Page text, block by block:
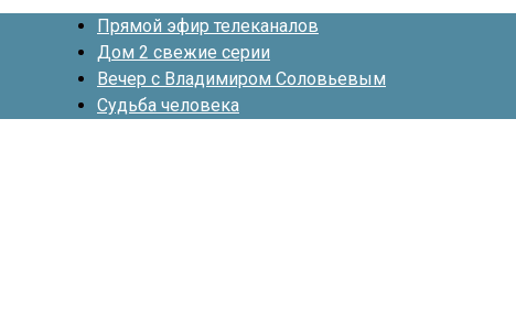
Прямой эфир телеканалов
Дом 2 свежие серии
Вечер с Владимиром Соловьевым
Судьба человека